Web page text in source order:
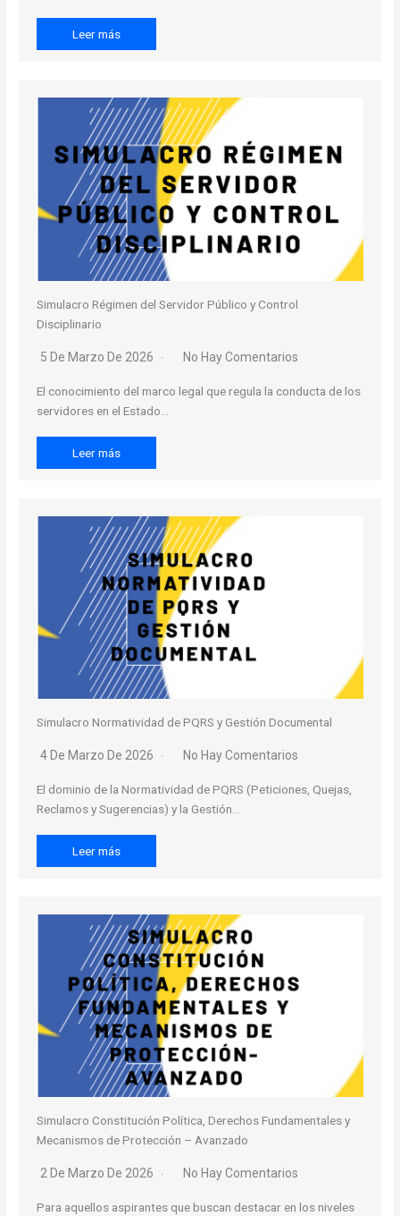
Leer más
Simulacro Régimen del Servidor Público y Control
Disciplinario
5 De Marzo De 2026 No Hay Comentarios
El conocimiento del marco legal que regula la conducta de los
servidores en el Estado…
Leer más
Simulacro Normatividad de PQRS y Gestión Documental
4 De Marzo De 2026 No Hay Comentarios
El dominio de la Normatividad de PQRS (Peticiones, Quejas,
Reclamos y Sugerencias) y la Gestión…
Leer más
Simulacro Constitución Política, Derechos Fundamentales y
Mecanismos de Protección – Avanzado
2 De Marzo De 2026 No Hay Comentarios
Para aquellos aspirantes que buscan destacar en los niveles